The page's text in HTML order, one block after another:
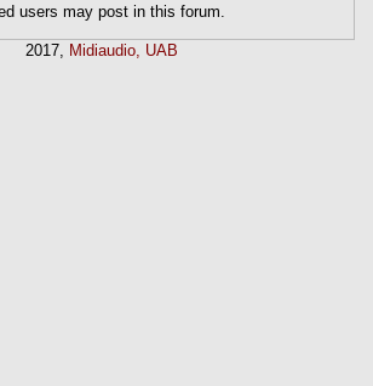
users may post in this forum.
2017, Midiaudio, UAB